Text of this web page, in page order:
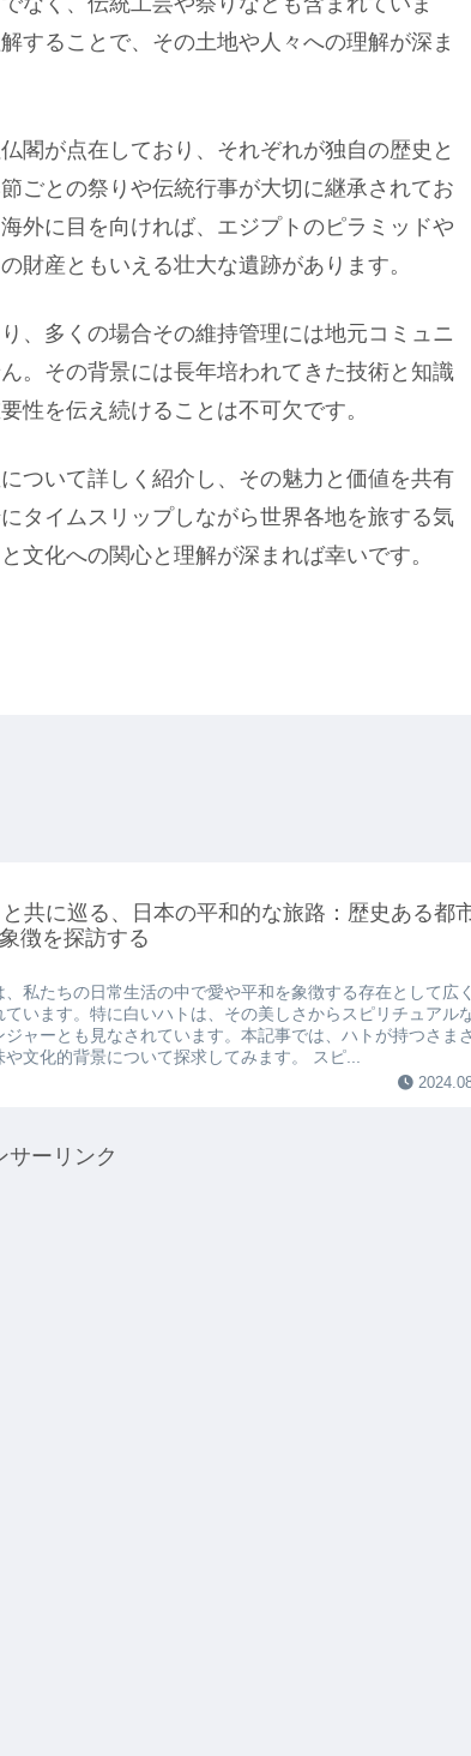
することで、その土地や人々への理解が深ま
閣が点在しており、それぞれが独自の歴史と
ごとの祭りや伝統行事が大切に継承されてお
外に目を向ければ、エジプトのピラミッドや
財産ともいえる壮大な遺跡があります。
、多くの場合その維持管理には地元コミュニ
。その背景には長年培われてきた技術と知識
性を伝え続けることは不可欠です。
ついて詳しく紹介し、その魅力と価値を共有
タイムスリップしながら世界各地を旅する気
文化への関心と理解が深まれば幸いです。
共に巡る、日本の平和的な旅路：歴史ある都
徴を探訪する
、私たちの日常生活の中で愛や平和を象徴する存在として広
ています。特に白いハトは、その美しさからスピリチュアル
ジャーとも見なされています。本記事では、ハトが持つさま
や文化的背景について探求してみます。 スピ...
サーリンク